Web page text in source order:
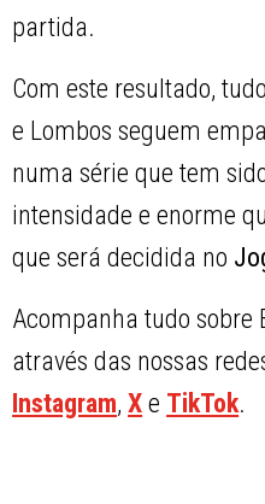
partida.
Com este resultado,
e Lombos seguem
numa série que tem
intensidade e enorme
que será decidida no
Acompanha tudo sobre
através das nossas
Instagram,X e TikTok.